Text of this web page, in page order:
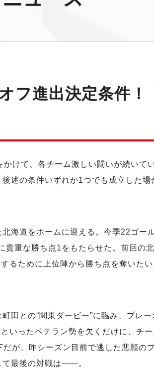
フ進出決定条件！
けて、各チーム激しい闘いが続いて
述の条件いずれか1つでも成立した場
海道をホームに迎える。今季22ゴー
重な勝ち点1をもたらせた。前回の
るために上位陣から勝ち点を奪いた
田との“関東ダービー”に臨み、プレ
いったベテラン勢を欠くだけに、チ
が、昨シーズン目前で逃した悲願の
て最後の対戦は――。